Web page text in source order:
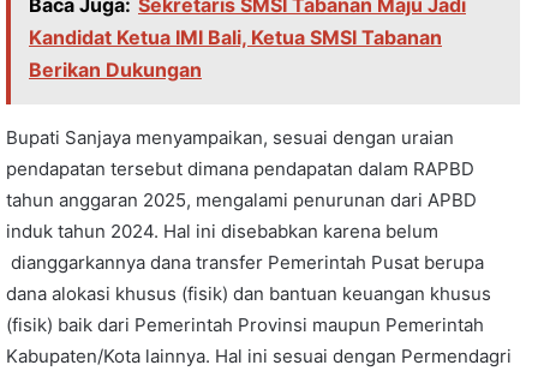
Baca Juga: Sekretaris SMSI Tabanan Maju Jadi
Kandidat Ketua IMI Bali, Ketua SMSI Tabanan
Berikan Dukungan
Bupati Sanjaya menyampaikan, sesuai dengan uraian
pendapatan tersebut dimana pendapatan dalam RAPBD
tahun anggaran 2025, mengalami penurunan dari APBD
induk tahun 2024. Hal ini disebabkan karena belum
dianggarkannya dana transfer Pemerintah Pusat berupa
dana alokasi khusus (fisik) dan bantuan keuangan khusus
(fisik) baik dari Pemerintah Provinsi maupun Pemerintah
Kabupaten/Kota lainnya. Hal ini sesuai dengan Permendagri